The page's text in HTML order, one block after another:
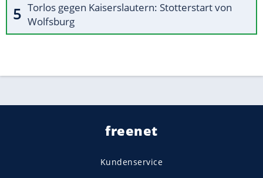
Torlos gegen Kaiserslautern: Stotterstart von
Wolfsburg
freenet
Kundenservice